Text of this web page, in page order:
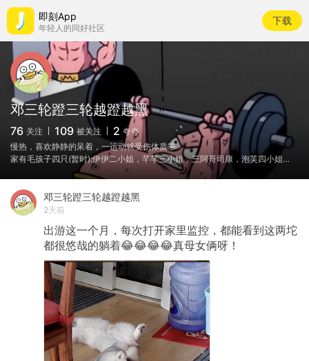
即刻App
年轻人的同好社区
下载
邓三轮蹬三轮越蹬越黑
76 关注 109 被关注 2 夸夸
慢热，喜欢静静的呆着，一运动就受伤体质🤣
家有毛孩子四只(暂时):伊伊二小姐，芊芊三小姐，三阿哥司康，泡芙四小姐…
邓三轮蹬三轮越蹬越黑
2天前
出游这一个月，每次打开家里监控，都能看到这两坨
都很悠哉的躺着😂😂😂😂真母女俩呀！